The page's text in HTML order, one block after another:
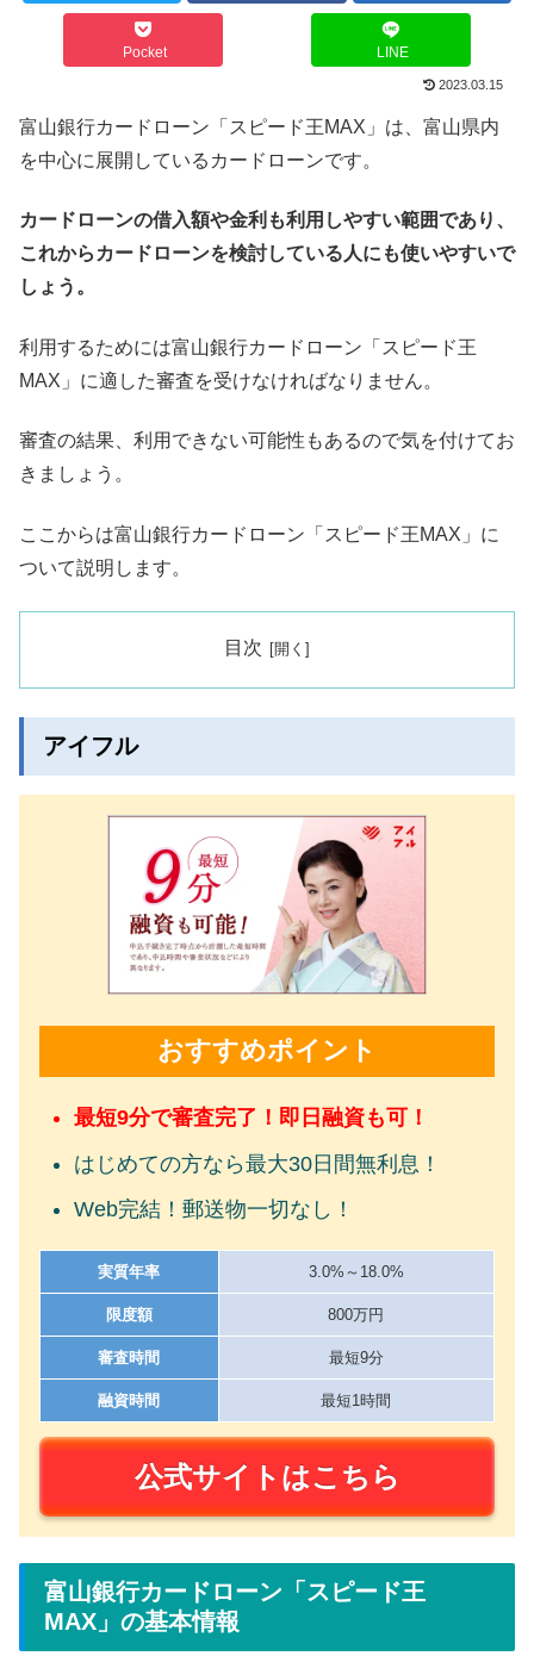
Pocket LINE
2023.03.15
富山銀行カードローン「スピード王MAX」は、富山県内
を中心に展開しているカードローンです。
カードローンの借入額や金利も利用しやすい範囲であり、
これからカードローンを検討している人にも使いやすいで
しょう。
利用するためには富山銀行カードローン「スピード王
MAX」に適した審査を受けなければなりません。
審査の結果、利用できない可能性もあるので気を付けてお
きましょう。
ここからは富山銀行カードローン「スピード王MAX」に
ついて説明します。
目次
アイフル
おすすめポイント
最短9分で審査完了！即日融資も可！
はじめての方なら最大30日間無利息！
Web完結！郵送物一切なし！
実質年率 3.0%～18.0%
限度額 800万円
審査時間 最短9分
融資時間 最短1時間
公式サイトはこちら
富山銀行カードローン「スピード王
MAX」の基本情報